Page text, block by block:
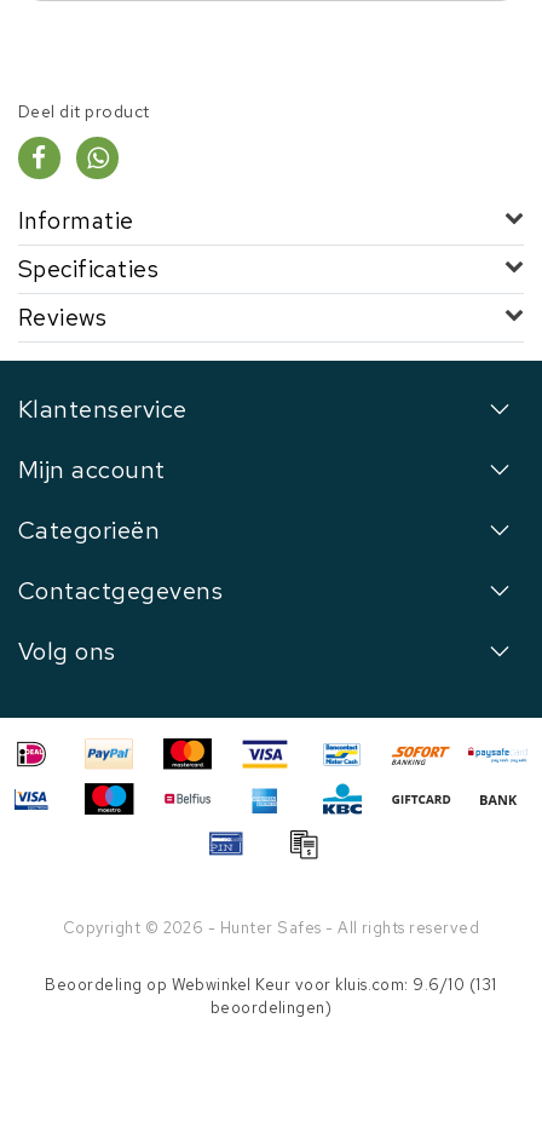
Deel dit product
Informatie
Specificaties
Reviews
Klantenservice
Mijn account
Categorieën
Contactgegevens
Volg ons
Copyright © 2026 - Hunter Safes - All rights reserved
Beoordeling op Webwinkel Keur voor kluis.com: 9.6/10 (131
beoordelingen)